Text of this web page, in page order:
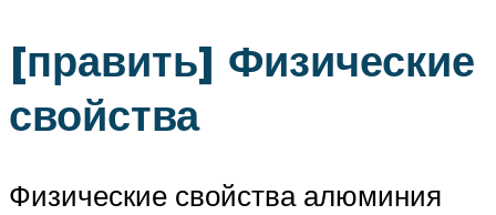
[править] Физические
свойства
Физические свойства алюминия